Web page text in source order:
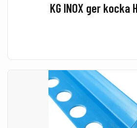
KG INOX ger kocka